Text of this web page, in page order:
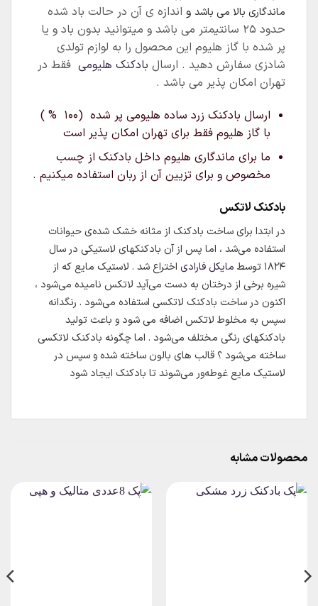
ماندگاری بالا می باشد و اندازه ی آن در حالت باد شده
حدود ۲۵ سانتیمتر می باشد و میتوانید بدون باد و یا
پر شده با گاز هلیوم این محصول را به لوازم تولدی
شادزی سفارش دهید . ارسال بادکنک هلیومی فقط در
تهران امکان پذیر می باشد .
ارسال بادکنک زرد ساده هلیومی پر شده (۱۰۰ % )
با گاز هلیوم فقط برای تهران امکان پذیر است
ما برای ماندگاری هلیوم داخل بادکنک از چسب
مخصوص و برای تزیین آن از ربان استفاده میکنیم .
بادکنک لاتکس
در ابتدا برای ساخت بادکنک از مثانه خشک شده‌ی حیوانات
استفاده می‌شد ، اما پس از آن بادکنکهای لاستیکی در سال
۱۸۲۴ توسط
مایکل فارادی اختراع شد . لاستیک مایع که از
شیره برخی از درختان به دست می‌آید لاتکس نامیده می‌شود ،
اکنون در ساخت بادکنک لاتکسی استفاده می‌شود . رنگدانه
سپس به مخلوط لاتکس اضافه می شود و باعث تولید
بادکنکهای رنگی مختلف می‌شود . اما چگونه بادکنک لاتکسی
ساخته می‌شود ؟ قالب های بالون ساخته شده و سپس در
لاستیک مایع غوطه‌ور می‌شوند تا بادکنک ایجاد شود
محصولات مشابه